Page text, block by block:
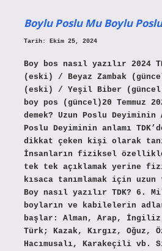
Boylu Poslu Mu Boylu
Tarih: Ekim 25, 2024
Boy bos nasıl yazılır 2024
(eski) / Beyaz Zambak
(eski) / Yeşil Biber
boy pos (güncel)20 Temmuz
demek? Uzun Poslu Deyiminin
Poslu Deyiminin anlamı
dikkat çeken kişi olarak
İnsanların fiziksel
tek tek açıklamak yerine
kısaca tanımlamak için
Boy nasıl yazılır TDK? 6.
boyların ve kabilelerin
başlar: Alman, Arap,
Türk; Kazak, Kırgız, Oğuz,
Hacımusalı, Karakeçili vb.